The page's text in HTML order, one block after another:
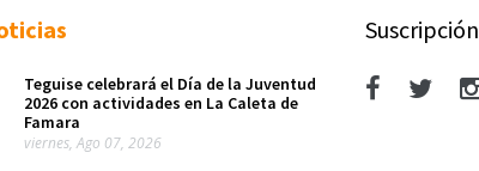
Teguise celebrará el Día de la Juventud
2026 con actividades en La Caleta de
Famara
viernes, Ago 07, 2026
Suscripción